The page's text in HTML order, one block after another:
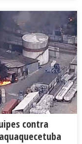
contra